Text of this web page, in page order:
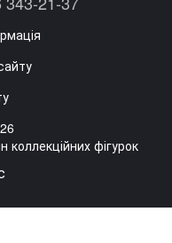
коллекційних фігурок